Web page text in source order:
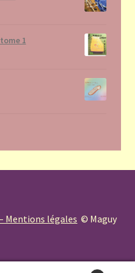
1
Mentions légales © Maguy